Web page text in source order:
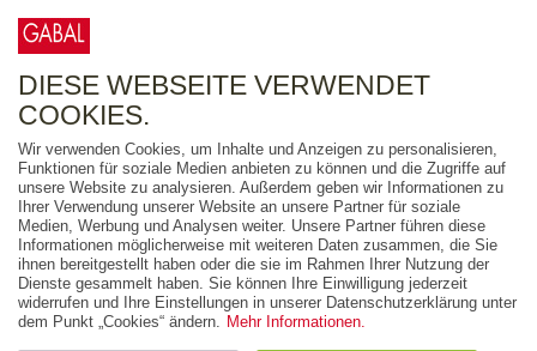
FREITEXT
AUSGABEART
AUS DER REIHE
ZUM THEMA
DIESE WEBSEITE VERWENDET
COOKIES.
Wir verwenden Cookies, um Inhalte und Anzeigen zu personalisieren,
Funktionen für soziale Medien anbieten zu können und die Zugriffe auf
unsere Website zu analysieren. Außerdem geben wir Informationen zu
Ihrer Verwendung unserer Website an unsere Partner für soziale
Medien, Werbung und Analysen weiter. Unsere Partner führen diese
Informationen möglicherweise mit weiteren Daten zusammen, die Sie
ihnen bereitgestellt haben oder die sie im Rahmen Ihrer Nutzung der
Dienste gesammelt haben. Sie können Ihre Einwilligung jederzeit
widerrufen und Ihre Einstellungen in unserer Datenschutzerklärung unter
dem Punkt „Cookies“ ändern. Mehr Informationen.